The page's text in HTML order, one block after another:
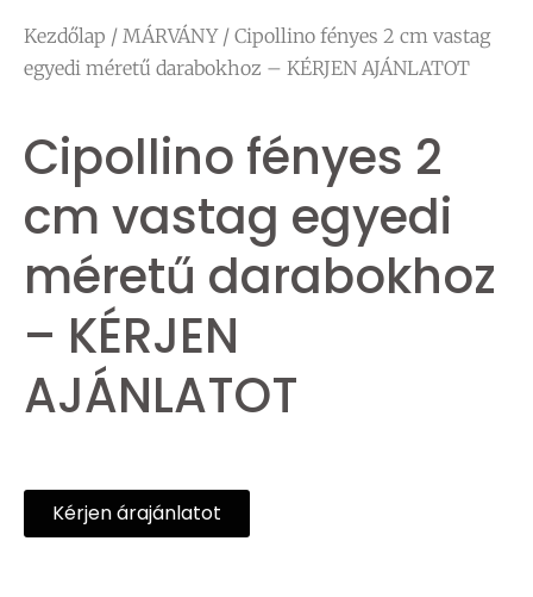
Kezdőlap / MÁRVÁNY/ Cipollino fényes 2 cm vastag
egyedi méretű darabokhoz – KÉRJEN AJÁNLATOT
Cipollino fényes 2
cm vastag egyedi
méretű darabokhoz
– KÉRJEN
AJÁNLATOT
Kérjen árajánlatot